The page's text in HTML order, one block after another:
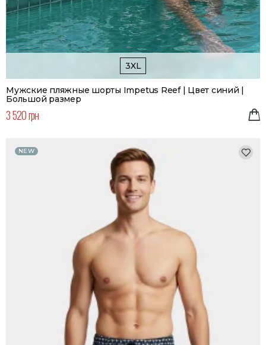
3XL
Мужские пляжные шорты Impetus Reef | Цвет синий |
Большой размер
3 520 грн
NEW